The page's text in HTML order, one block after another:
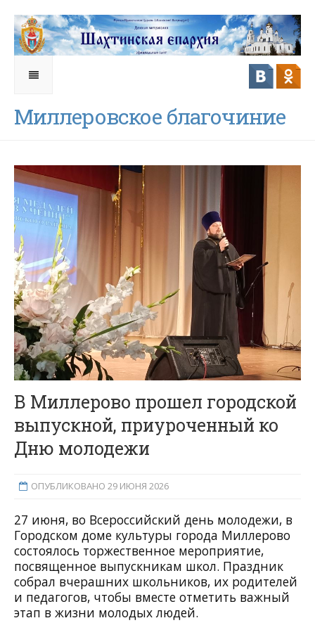
Миллеровское благочиние
В Миллерово прошел городской
выпускной, приуроченный ко
Дню молодежи
ОПУБЛИКОВАНО 29 ИЮНЯ 2026
27 июня, во Всероссийский день молодежи, в
Городском доме культуры города Миллерово
состоялось торжественное мероприятие,
посвященное выпускникам школ. Праздник
собрал вчерашних школьников, их родителей
и педагогов, чтобы вместе отметить важный
этап в жизни молодых людей.